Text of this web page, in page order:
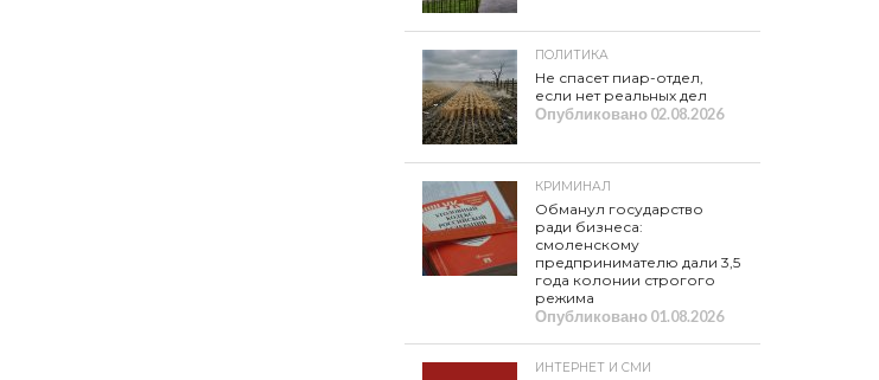
ПОЛИТИКА
Не спасет пиар-отдел,
если нет реальных дел
Опубликовано02.08.2026
КРИМИНАЛ
Обманул государство
ради бизнеса:
смоленскому
предпринимателю дали 3,5
года колонии строгого
режима
Опубликовано01.08.2026
ИНТЕРНЕТ И СМИ